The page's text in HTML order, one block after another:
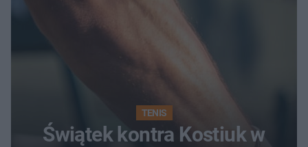
TENIS
Świątek kontra Kostiuk w